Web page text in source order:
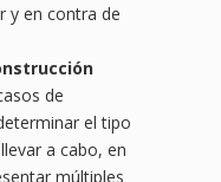
y en contra de
de
el tipo
a cabo, en
múltiples